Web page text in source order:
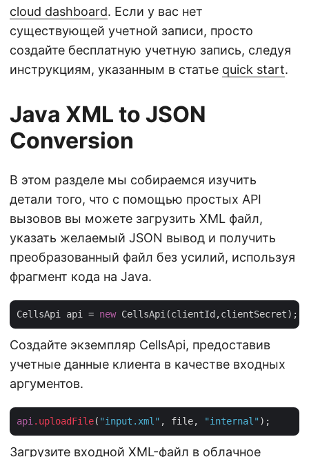
cloud dashboard. Если у вас нет
существующей учетной записи, просто
создайте бесплатную учетную запись, следуя
инструкциям, указанным в статье quick start.
Java XML to JSON
Conversion
В этом разделе мы собираемся изучить
детали того, что с помощью простых API
вызовов вы можете загрузить XML файл,
указать желаемый JSON вывод и получить
преобразованный файл без усилий, используя
фрагмент кода на Java.
CellsApi api = new
Создайте экземпляр CellsApi, предоставив
учетные данные клиента в качестве входных
аргументов.
api .uploadFile( "input.xml" , file, "internal"
Загрузите входной XML-файл в облачное